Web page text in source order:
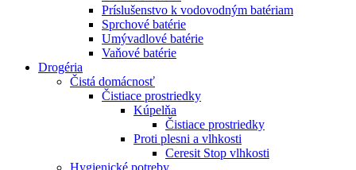
Príslušenstvo k vodovodným batériam
Sprchové batérie
Umývadlové batérie
Vaňové batérie
Drogéria
Čistá domácnosť
Čistiace prostriedky
Kúpelňa
Čistiace prostriedky
Proti plesni a vlhkosti
Ceresit Stop vlhkosti
Hygienické potreby